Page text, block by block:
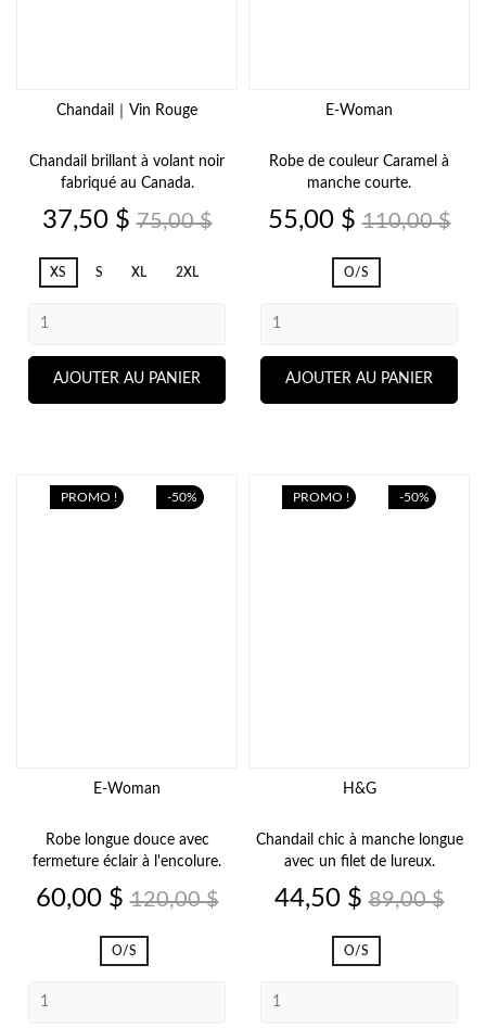
Chandail｜Vin Rouge
Chandail brillant à volant noir
fabriqué au Canada.
Prix
37,50 $ Prix
base
75,00 $
XS S XL 2XL
AJOUTER AU PANIER
E-Woman
Robe de couleur Caramel à
manche courte.
Prix
55,00 $ Prix
base
110,00 $
O/S
AJOUTER AU PANIER
E-Woman
Robe longue douce avec
fermeture éclair à l'encolure.
Prix
60,00 $ Prix
base
120,00 $
O/S
PROMO ! -50%
H&G
Chandail chic à manche longue
avec un filet de lureux.
Prix
44,50 $ Prix
base
89,00 $
O/S
PROMO ! -50%